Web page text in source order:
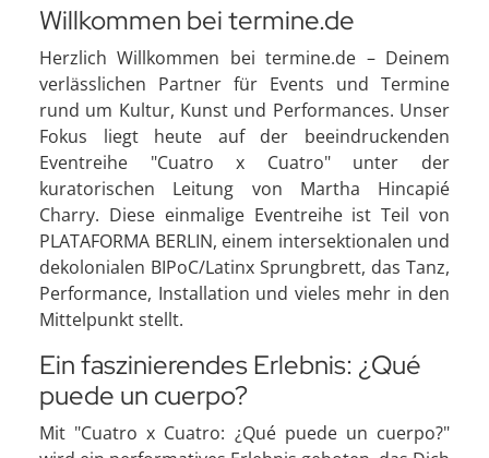
Willkommen bei termine.de
Herzlich Willkommen bei termine.de – Deinem
verlässlichen Partner für Events und Termine
rund um Kultur, Kunst und Performances. Unser
Fokus liegt heute auf der beeindruckenden
Eventreihe "Cuatro x Cuatro" unter der
kuratorischen Leitung von Martha Hincapié
Charry. Diese einmalige Eventreihe ist Teil von
PLATAFORMA BERLIN, einem intersektionalen und
dekolonialen BIPoC/Latinx Sprungbrett, das Tanz,
Performance, Installation und vieles mehr in den
Mittelpunkt stellt.
Ein faszinierendes Erlebnis: ¿Qué
puede un cuerpo?
Mit "Cuatro x Cuatro: ¿Qué puede un cuerpo?"